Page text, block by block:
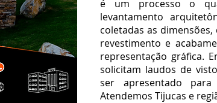
é um processo o
levantamento
coletadas as
revestimento e
representação gráfica.
solicitam laudos de
ser apresentado
Atendemos Tijucas e